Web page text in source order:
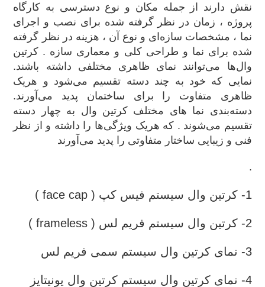
نقش دارند از جمله مکان و نوع دسترسی به کارگاه
پروژه ، زمان در نظر گرفته شده برای نصب و اجرای
نما ، مشخصات سازه‌ای و نوع آن ، هزینه در نظر گرفته
شده برای نما و طراحی کلی و معماری سازه . کرتین
وال‌ها می‌توانند نمای ظاهری مختلفی داشته باشند.
نمایی که خود به چند دسته تقسیم می‌شود و هریک
ظاهری متفاوت را برای ساختمان پدید می‌آورند.
دسته‌بندی نما های مختلف کرتین وال به چهار دسته
تقسیم می‌شوند . که هریک ویژگی‌ها را داشته و از نظر
فنی و زیبایی ساختار متفاوتی را پدید می‌آورند
.
1- کرتین وال سیستم فیس کپ ( face cap )
2- کرتین وال سیستم فریم لس ( frameless )
3- نمای کرتین وال سیستم سمی فریم لس
4- نمای کرتین وال سیستم کرتین وال یونیتایز